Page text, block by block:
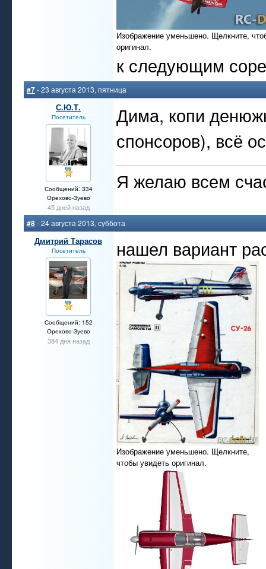
Изображение уменьшено. Щелкните,
оригинал.
к следующим
#7- 23 августа 2013, пятница
С.Ю.Т.
Посетитель
Сообщений: 334
Орехово-Зуево
45 дней назад
Дима, копи
спонсоров), всё
Я желаю всем
#8- 24 августа 2013, суббота
Дмитрий Тарасов
Посетитель
Сообщений: 152
Орехово-Зуево
384 дня назад
нашел вариант
Изображение уменьшено. Щелкните,
чтобы увидеть оригинал.